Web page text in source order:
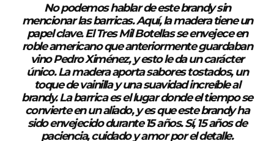
No podemos hablar de este brandy sin
mencionar las barricas. Aquí, la madera tiene un
papel clave. El Tres Mil Botellas se envejece en
roble americano que anteriormente guardaban
vino Pedro Ximénez, y esto le da un carácter
único. La madera aporta sabores tostados, un
toque de vainilla y una suavidad increíble al
brandy. La barrica es el lugar donde el tiempo se
convierte en un aliado, y es que este brandy ha
sido envejecido durante 15 años. Sí, 15 años de
paciencia, cuidado y amor por el detalle.